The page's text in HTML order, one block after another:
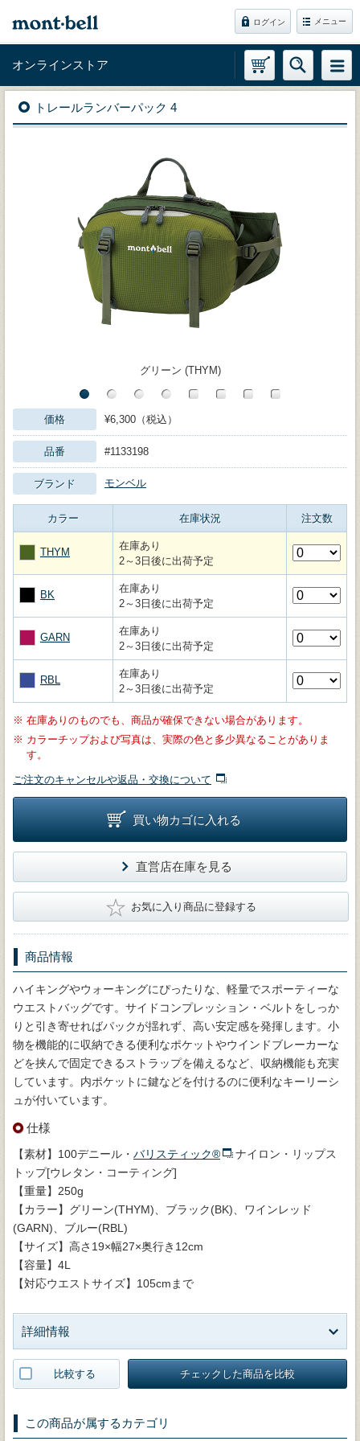
ログイン メニュー
オンラインストア
トレールランバーパック 4
グリーン (THYM)
価格 ¥6,300（税込）
品番 #1133198
ブランド モンベル
カラー 在庫状況 注文数
THYM
在庫あり
2～3日後に出荷予定
BK
在庫あり
2～3日後に出荷予定
GARN
在庫あり
2～3日後に出荷予定
RBL
在庫あり
2～3日後に出荷予定
※ 在庫ありのものでも、商品が確保できない場合があります。
※ カラーチップおよび写真は、実際の色と多少異なることがありま
す。
ご注文のキャンセルや返品・交換について
買い物カゴに入れる
直営店在庫を見る
★ お気に入り商品に登録する
商品情報
ハイキングやウォーキングにぴったりな、軽量でスポーティーな
ウエストバッグです。サイドコンプレッション・ベルトをしっか
りと引き寄せればパックが揺れず、高い安定感を発揮します。小
物を機能的に収納できる便利なポケットやウインドブレーカーな
どを挟んで固定できるストラップを備えるなど、収納機能も充実
しています。内ポケットに鍵などを付けるのに便利なキーリーシ
ュが付いています。
仕様
【素材】100デニール・ バリスティック®
ナイロン・リップス
トップ[ウレタン・コーティング]
【重量】250g
【カラー】グリーン(THYM)、ブラック(BK)、ワインレッド
(GARN)、ブルー(RBL)
【サイズ】高さ19×幅27×奥行き12cm
【容量】4L
【対応ウエストサイズ】105cmまで
詳細情報
比較する チェックした商品を比較
この商品が属するカテゴリ